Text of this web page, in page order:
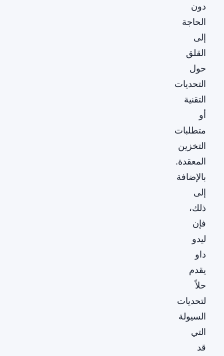
دون
الحاجة
إلى
القلق
حول
التحديات
التقنية
أو
متطلبات
التخزين
المعقدة.
بالإضافة
إلى
ذلك،
فإن
ليدو
داو
يقدم
حلاً
لتحديات
السيولة
التي
قد